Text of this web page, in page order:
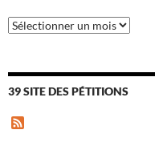
Archives
39 SITE DES PÉTITIONS